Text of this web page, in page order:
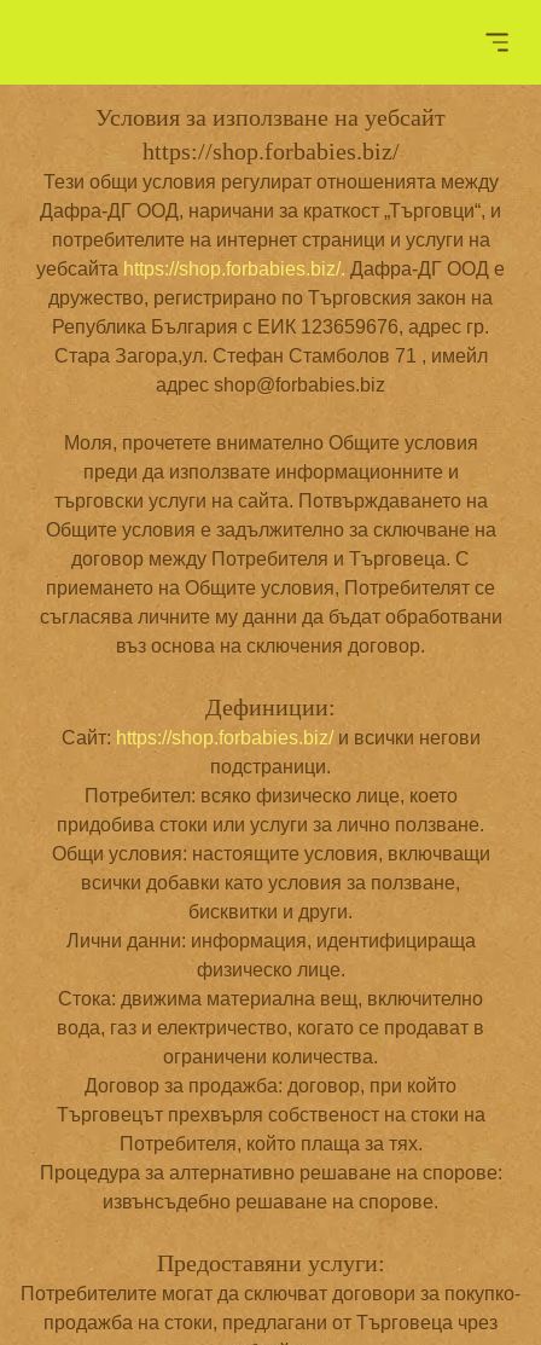
Условия за използване на уебсайт
https://shop.forbabies.biz/
Тези общи условия регулират отношенията между
Дафра-ДГ ООД, наричани за краткост „Търговци“, и
потребителите на интернет страници и услуги на
уебсайта https://shop.forbabies.biz/. Дафра-ДГ ООД е
дружество, регистрирано по Търговския закон на
Република България с ЕИК 123659676, адрес гр.
Стара Загора,ул. Стефан Стамболов 71 , имейл
адрес shop@forbabies.biz
Моля, прочетете внимателно Общите условия
преди да използвате информационните и
търговски услуги на сайта. Потвърждаването на
Общите условия е задължително за сключване на
договор между Потребителя и Търговеца. С
приемането на Общите условия, Потребителят се
съгласява личните му данни да бъдат обработвани
въз основа на сключения договор.
Дефиниции:
Сайт: https://shop.forbabies.biz/и всички негови
подстраници.
Потребител: всяко физическо лице, което
придобива стоки или услуги за лично ползване.
Общи условия: настоящите условия, включващи
всички добавки като условия за ползване,
бисквитки и други.
Лични данни: информация, идентифицираща
физическо лице.
Стока: движима материална вещ, включително
вода, газ и електричество, когато се продават в
ограничени количества.
Договор за продажба: договор, при който
Търговецът прехвърля собственост на стоки на
Потребителя, който плаща за тях.
Процедура за алтернативно решаване на спорове:
извънсъдебно решаване на спорове.
Предоставяни услуги:
Потребителите могат да сключват договори за покупко-
продажба на стоки, предлагани от Търговеца чрез